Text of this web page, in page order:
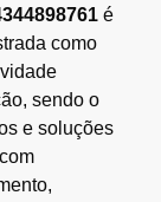
é
como
sendo o
e soluções